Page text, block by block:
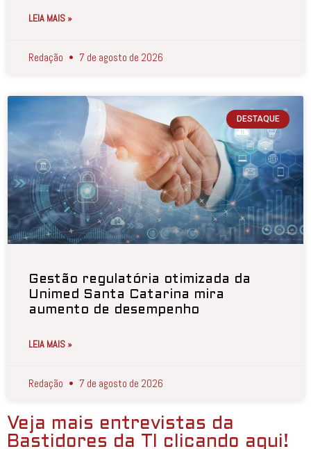
LEIA MAIS »
Redação 7 de agosto de 2026
DESTAQUE
Gestão regulatória otimizada da
Unimed Santa Catarina mira
aumento de desempenho
LEIA MAIS »
Redação 7 de agosto de 2026
Veja mais entrevistas da
Bastidores da TI clicando aqui!